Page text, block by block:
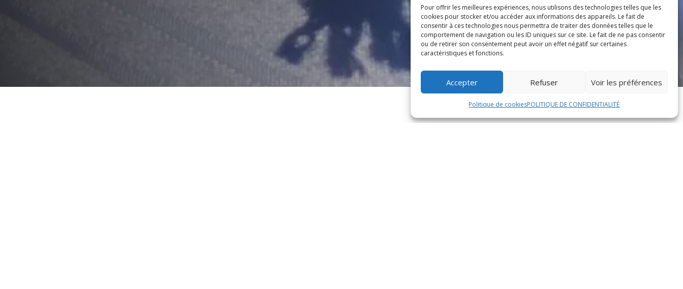
Pour offrir les meilleures expériences, nous utilisons des technologies telles que les
cookies pour stocker et/ou accéder aux informations des appareils. Le fait de
consentir à ces technologies nous permettra de traiter des données telles que le
comportement de navigation ou les ID uniques sur ce site. Le fait de ne pas consentir
ou de retirer son consentement peut avoir un effet négatif sur certaines
caractéristiques et fonctions.
Accepter Refuser Voir les préférences
Politique de cookiesPOLITIQUE DE CONFIDENTIALITÉ